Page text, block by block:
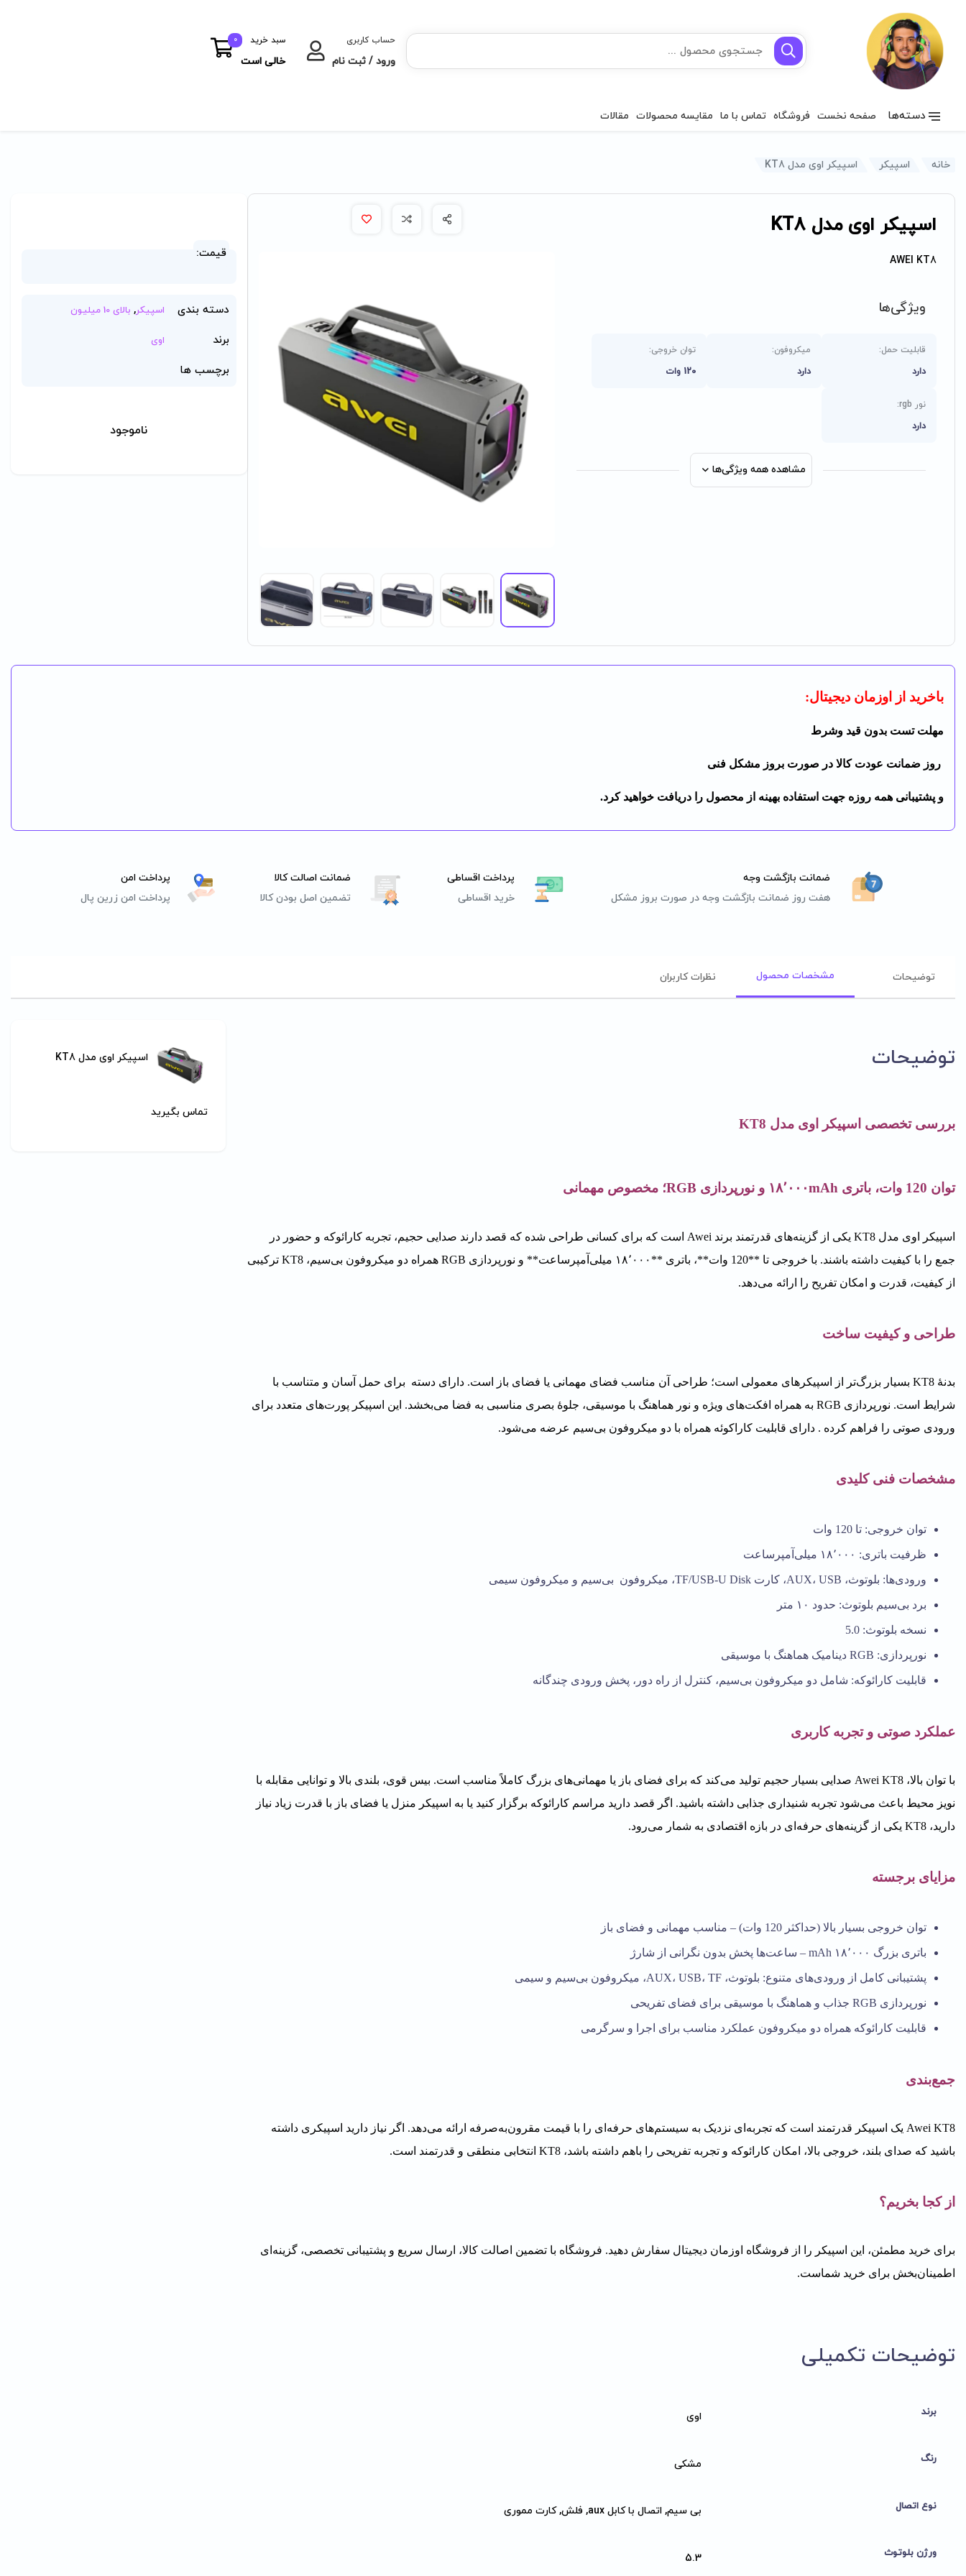
حساب کاربری
ورود / ثبت نام
سبد خرید
خالی است
0
دسته‌ها صفحه نخست فروشگاه تماس با ما مقایسه محصولات مقالات
خانه اسپیکر اسپیکر اوی مدل KT8
اسپیکر اوی مدل KT8
AWEI KT8
ویژگی‌ها
قابلیت حمل:
دارد
میکروفون:
دارد
توان خروجی:
120 وات
نور rgb:
دارد
مشاهده همه ویژگی‌ها
قیمت:
دسته بندی اسپیکر, بالای 10 میلیون
برند اوی
برچسب ها
ناموجود
باخرید از اوزمان دیجیتال:
مهلت تست بدون قید وشرط
روز ضمانت عودت کالا در صورت بروز مشکل فنی
و پشتیبانی همه روزه جهت استفاده بهینه از محصول را دریافت خواهید کرد.
ضمانت بازگشت وجه
هفت روز ضمانت بازگشت وجه در صورت بروز مشکل
پرداخت اقساطی
خرید اقساطی
ضمانت اصالت کالا
تضمین اصل بودن کالا
پرداخت امن
پرداخت امن زرین پال
توضیحات مشخصات محصول نظرات کاربران
توضیحات
بررسی تخصصی اسپیکر اوی مدل KT8
توان 120 وات، باتری ۱۸٬۰۰۰mAh و نورپردازی RGB؛ مخصوص مهمانی
اسپیکر اوی مدل KT8 یکی از گزینه‌های قدرتمند برند Awei است که برای کسانی طراحی شده که قصد دارند صدایی حجیم، تجربه کارائوکه و حضور در
جمع را با کیفیت داشته باشند. با خروجی تا **120 وات**، باتری **۱۸٬۰۰۰ میلی‌آمپر‌ساعت** و نورپردازی RGB همراه دو میکروفون بی‌سیم، KT8 ترکیبی
از کیفیت، قدرت و امکان تفریح را ارائه می‌دهد.
طراحی و کیفیت ساخت
بدنهٔ KT8 بسیار بزرگ‌تر از اسپیکرهای معمولی است؛ طراحی آن مناسب فضای مهمانی یا فضای باز است. دارای دسته برای حمل آسان و متناسب با
شرایط است. نورپردازی RGB به همراه افکت‌های ویژه و نور هماهنگ با موسیقی، جلوۀ بصری مناسبی به فضا می‌بخشد. این اسپیکر پورت‌های متعدد برای
ورودی صوتی را فراهم کرده . دارای قابلیت کاراکوئه همراه با دو میکروفون بی‌سیم عرضه می‌شود.
مشخصات فنی کلیدی
توان خروجی: تا 120 وات
ظرفیت باتری: ۱۸٬۰۰۰ میلی‌آمپر‌ساعت
ورودی‌ها: بلوتوث، AUX، USB، کارت TF/USB-U Disk، میکروفون بی‌سیم و میکروفون سیمی
برد بی‌سیم بلوتوث: حدود ۱۰ متر
نسخه بلوتوث: 5.0
نورپردازی: RGB دینامیک هماهنگ با موسیقی
قابلیت کارائوکه: شامل دو میکروفون بی‌سیم، کنترل از راه دور، پخش ورودی چندگانه
عملکرد صوتی و تجربه کاربری
با توان بالا، Awei KT8 صدایی بسیار حجیم تولید می‌کند که برای فضای باز یا مهمانی‌های بزرگ کاملاً مناسب است. بیس قوی، بلندی بالا و توانایی مقابله با
نویز محیط باعث می‌شود تجربه شنیداری جذابی داشته باشید. اگر قصد دارید مراسم کار ائوکه برگزار کنید یا به اسپیکر منزل یا فضای باز با قدرت زیاد نیاز
دارید، KT8 یکی از گزینه‌های حرفه‌ای در بازه اقتصادی به شمار می‌رود.
مزایای برجسته
توان خروجی بسیار بالا (حداکثر 120 وات) – مناسب مهمانی و فضای باز
باتری بزرگ ۱۸٬۰۰۰ mAh – ساعت‌ها پخش بدون نگرانی از شارژ
پشتیبانی کامل از ورودی‌های متنوع: بلوتوث، AUX، USB، TF، میکروفون بی‌سیم و سیمی
نورپردازی RGB جذاب و هماهنگ با موسیقی برای فضای تفریحی
قابلیت کارائوکه همراه دو میکروفون عملکرد مناسب برای اجرا و سرگرمی
جمع‌بندی
Awei KT8 یک اسپیکر قدرتمند است که تجربه‌ای نزدیک به سیستم‌های حرفه‌ای را با قیمت مقرون‌به‌صرفه ارائه می‌دهد. اگر نیاز دارید اسپیکری داشته
باشید که صدای بلند، خروجی بالا، امکان کارائوکه و تجربه تفریحی را باهم داشته باشد، KT8 انتخابی منطقی و قدرتمند است.
از کجا بخریم؟
برای خرید مطمئن، این اسپیکر را از فروشگاه اوزمان دیجیتال سفارش دهید. فروشگاه با تضمین اصالت کالا، ارسال سریع و پشتیبانی تخصصی، گزینه‌ای
اطمینان‌بخش برای خرید شماست.
توضیحات تکمیلی
برند اوی
رنگ مشکی
نوع اتصال بی سیم, اتصال با کابل aux, فلش, کارت مموری
ورژن بلوتوث 5.3
اسپیکر اوی مدل KT8
تماس بگیرید